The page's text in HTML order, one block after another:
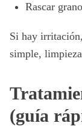
Rascar
Si hay
simple,
(guía